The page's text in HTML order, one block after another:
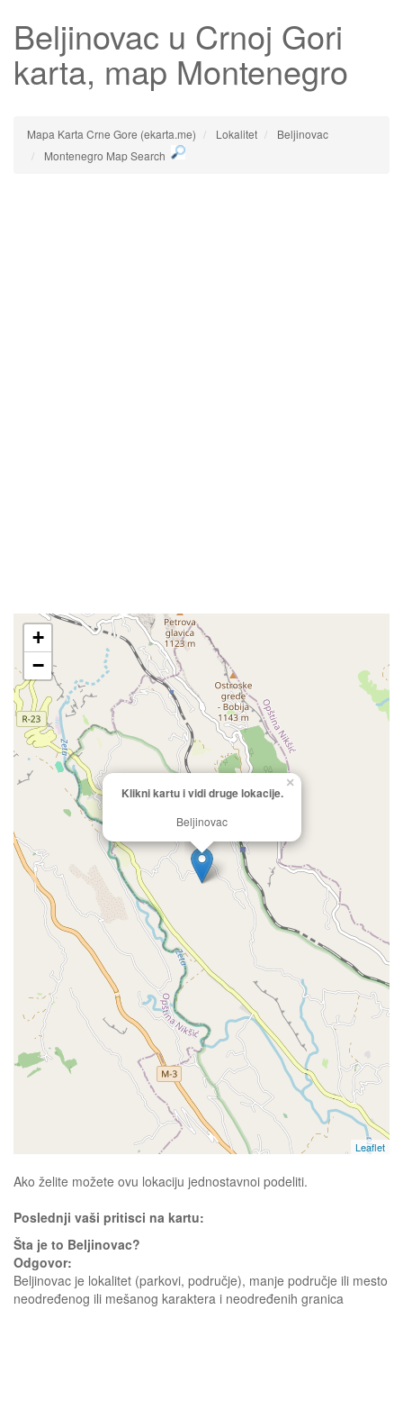
Beljinovac u Crnoj Gori
karta, map Montenegro
Mapa Karta Crne Gore (ekarta.me) Lokalitet
Beljinovac
Montenegro Map Search
Klikni kartu i vidi druge lokacije.
Beljinovac
×
+
−
Leaflet
Ako želite možete ovu lokaciju jednostavnoi podeliti.
Poslednji vaši pritisci na kartu:
Šta je to Beljinovac?
Odgovor:
Beljinovac je lokalitet (parkovi, područje), manje područje ili mesto
neodređenog ili mešanog karaktera i neodređenih granica